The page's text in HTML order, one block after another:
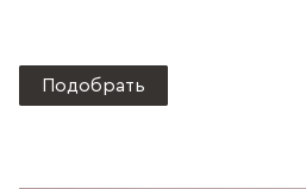
Подобрать